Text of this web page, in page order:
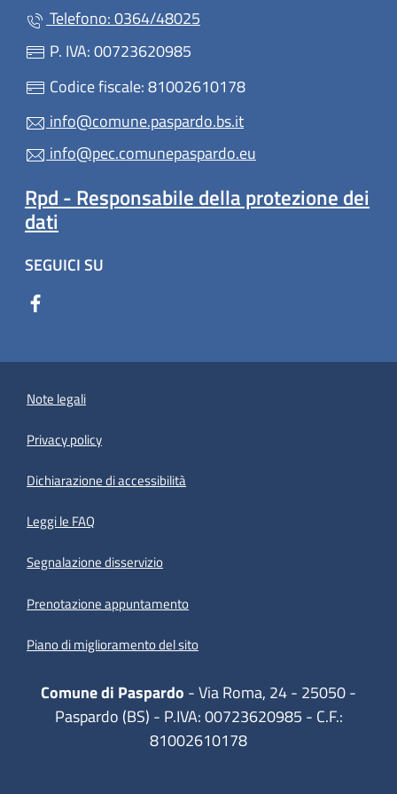
Telefono: 0364/48025
P. IVA: 00723620985
Codice fiscale: 81002610178
info@comune.paspardo.bs.it
info@pec.comunepaspardo.eu
Rpd - Responsabile della protezione dei
dati
SEGUICI SU
Note legali
Privacy policy
Dichiarazione di accessibilità
Leggi le FAQ
Segnalazione disservizio
Prenotazione appuntamento
Piano di miglioramento del sito
Comune di Paspardo - Via Roma, 24 - 25050 -
Paspardo (BS) - P.IVA: 00723620985 - C.F.:
81002610178